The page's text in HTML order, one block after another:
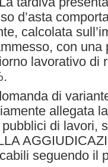
d’asta
calcolata
con una
lavorativo di
di
allegata
di lavori,
seguendo il